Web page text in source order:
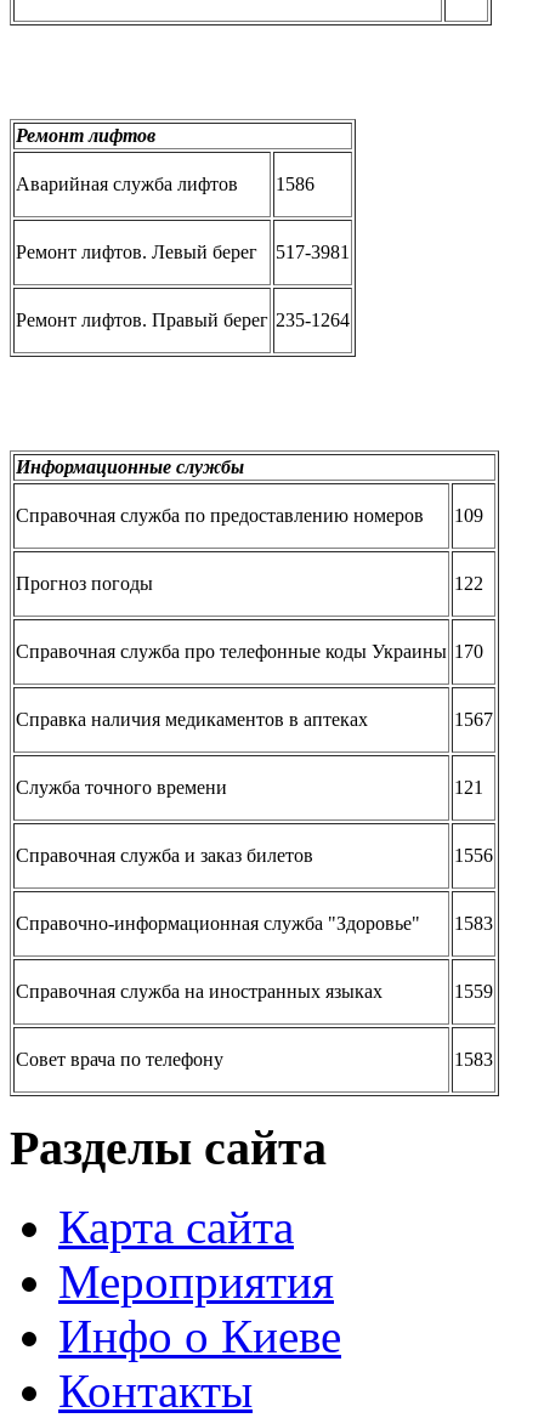
Ремонт лифтов
Аварийная служба лифтов 1586
Ремонт лифтов. Левый берег 517-3981
Ремонт лифтов. Правый берег 235-1264
Информационные службы
Справочная служба по предоставлению номеров 109
Прогноз погоды 122
Справочная служба про телефонные коды Украины 170
Справка наличия медикаментов в аптеках 1567
Служба точного времени 121
Справочная служба и заказ билетов 1556
Справочно-информационная служба "Здоровье" 1583
Справочная служба на иностранных языках 1559
Совет врача по телефону 1583
Разделы сайта
Карта сайта
Мероприятия
Инфо о Киеве
Контакты